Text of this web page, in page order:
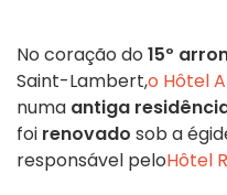
No coração do 15º
Saint-Lambert,o Hôtel
numa antiga
foi renovado sob a
responsável peloHôtel